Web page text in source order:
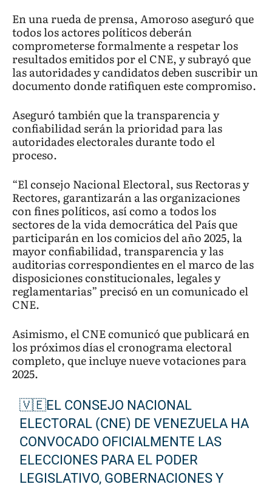
En una rueda de prensa, Amoroso aseguró que
todos los actores políticos deberán
comprometerse formalmente a respetar los
resultados emitidos por el CNE, y subrayó que
las autoridades y candidatos deben suscribir un
documento donde ratifiquen este compromiso.
Aseguró también que la transparencia y
confiabilidad serán la prioridad para las
autoridades electorales durante todo el
proceso.
“El consejo Nacional Electoral, sus Rectoras y
Rectores, garantizarán a las organizaciones
con fines políticos, así como a todos los
sectores de la vida democrática del País que
participarán en los comicios del año 2025, la
mayor confiabilidad, transparencia y las
auditorias correspondientes en el marco de las
disposiciones constitucionales, legales y
reglamentarias” precisó en un comunicado el
CNE.
Asimismo, el CNE comunicó que publicará en
los próximos días el cronograma electoral
completo, que incluye nueve votaciones para
2025.
🇻🇪EL CONSEJO NACIONAL
ELECTORAL (CNE) DE VENEZUELA HA
CONVOCADO OFICIALMENTE LAS
ELECCIONES PARA EL PODER
LEGISLATIVO, GOBERNACIONES Y